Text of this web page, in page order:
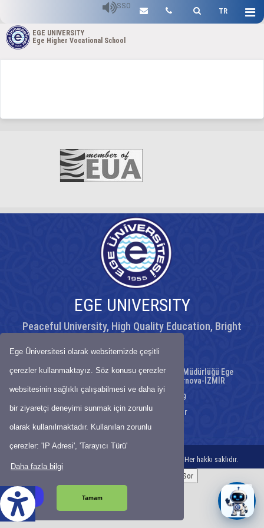
Ege Üniversitesi olarak websitemizde çeşitli
çerezler kullanmaktayız. Söz konusu çerezler
websitesinin sağlıklı çalışabilmesi ve daha iyi
bir ziyaretçi deneyimi sunmak için zorunlu
olarak kullanılmaktadır. Kullanılan zorunlu
çerezler: 'IP Adresi', 'Tarayıcı Türü'
Daha fazla bilgi
Tamam
TR
SSO
EGE UNIVERSITY
Ege Higher Vocational School
EGE UNIVERSITY
Peaceful University, High Quality Education, Bright
Ege Üniversitesi Ege Meslek Yüksekokulu Müdürlüğü Ege
Üniversitesi Kampüsü No172/82 35100 Bornova-İZMİR
Telephone: (0 232) 373 62 19
E-Mail:egemyo@mail.ege.edu.tr
Map- Site Map
© Bilgi İşlem Daire Başkanlığı-2021-EGE ÜNiVERSiTESi Her hakkı saklıdır.
Aday Asistanına Sor
Çeviri